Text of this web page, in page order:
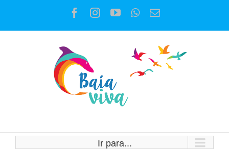
o
Facebook
Instagram
YouTubeWhatsApp
E-
Ir para...